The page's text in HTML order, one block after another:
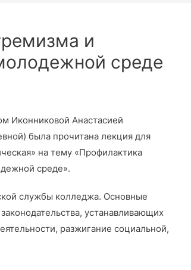
и
среде
Иконниковой Анастасией
была прочитана лекция для
на тему «Профилактика
среде».
службы колледжа. Основные
устанавливающих
разжигание социальной,